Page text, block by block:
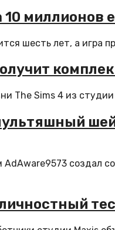
10
шесть лет, а игра
The Sims 4 из
AdAware9573 создал